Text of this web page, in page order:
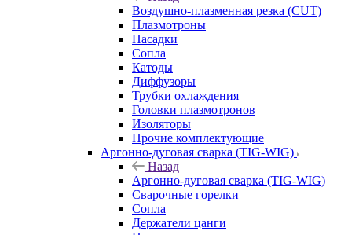
Воздушно-плазменная резка (CUT)
Плазмотроны
Насадки
Сопла
Катоды
Диффузоры
Трубки охлаждения
Головки плазмотронов
Изоляторы
Прочие комплектующие
Аргонно-дуговая сварка (TIG-WIG)
Назад
Аргонно-дуговая сварка (TIG-WIG)
Сварочные горелки
Сопла
Держатели цанги